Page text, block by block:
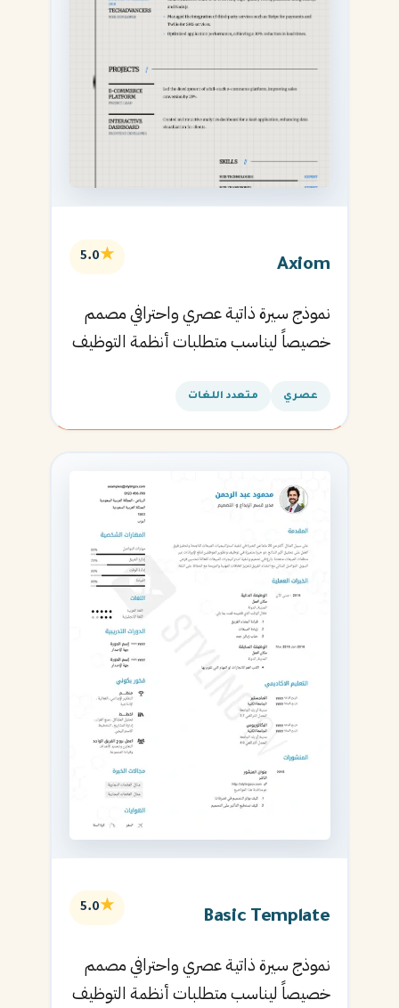
Axiom
★
5.0
نموذج سيرة ذاتية عصري واحترافي مصمم
خصيصاً ليناسب متطلبات أنظمة التوظيف
القادمة.
عصري متعدد اللغات
Basic Template
★
5.0
نموذج سيرة ذاتية عصري واحترافي مصمم
خصيصاً ليناسب متطلبات أنظمة التوظيف